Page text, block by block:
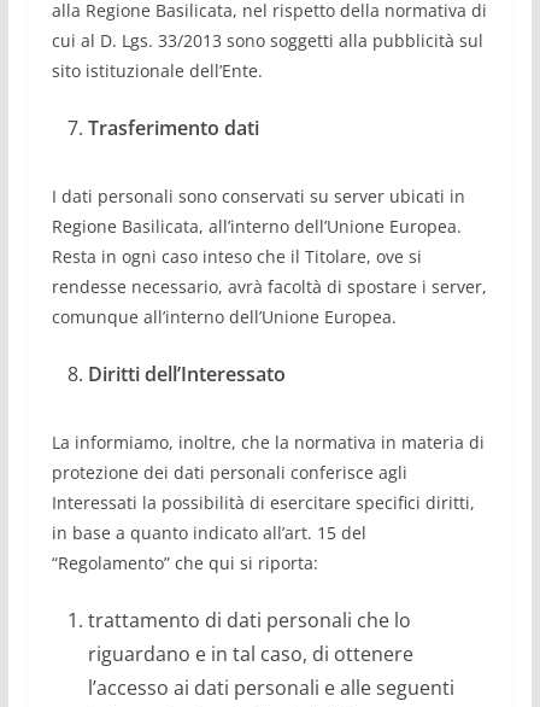
alla Regione Basilicata, nel rispetto della normativa di
cui al D. Lgs. 33/2013 sono soggetti alla pubblicità sul
sito istituzionale dell’Ente.
Trasferimento dati
I dati personali sono conservati su server ubicati in
Regione Basilicata, all’interno dell’Unione Europea.
Resta in ogni caso inteso che il Titolare, ove si
rendesse necessario, avrà facoltà di spostare i server,
comunque all’interno dell’Unione Europea.
Diritti dell’Interessato
La informiamo, inoltre, che la normativa in materia di
protezione dei dati personali conferisce agli
Interessati la possibilità di esercitare specifici diritti,
in base a quanto indicato all’art. 15 del
“Regolamento” che qui si riporta:
trattamento di dati personali che lo
riguardano e in tal caso, di ottenere
l’accesso ai dati personali e alle seguenti